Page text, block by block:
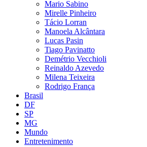
Mario Sabino
Mirelle Pinheiro
Tácio Lorran
Manoela Alcântara
Lucas Pasin
Tiago Pavinatto
Demétrio Vecchioli
Reinaldo Azevedo
Milena Teixeira
Rodrigo França
Brasil
DF
SP
MG
Mundo
Entretenimento